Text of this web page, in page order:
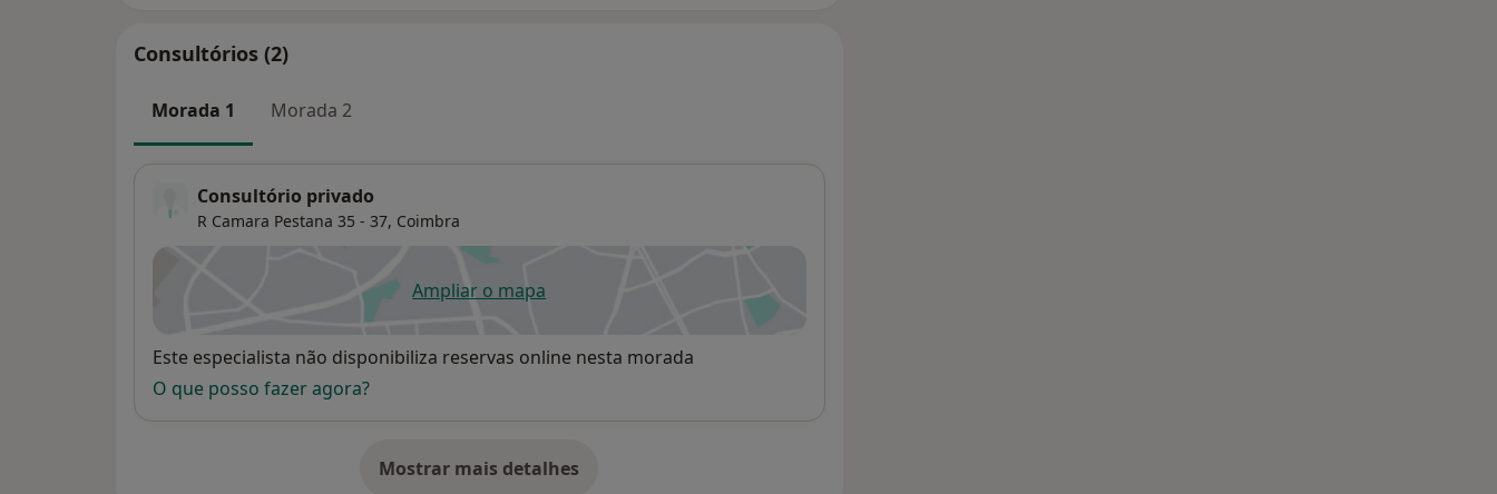
Consultórios (2)
Morada 1 Morada 2
Consultório privado
R Camara Pestana 35 - 37, Coimbra
Ampliar o mapaabre num novo separador
Disponibilidade
Este especialista não disponibiliza reservas online nesta morada
O que posso fazer agora?
Mostrar mais detalhes
sobre o endereço